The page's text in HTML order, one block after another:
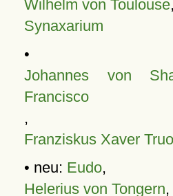
Wilhelm von Toulouse,
Synaxarium
•
Johannes von
Francisco
,
Franziskus Xaver
• neu: Eudo,
Helerius von Tongern,